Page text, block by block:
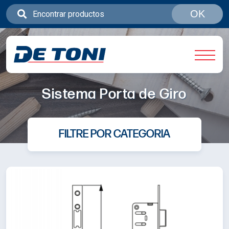
OK
Sistema Porta de Giro
FILTRE POR CATEGORIA